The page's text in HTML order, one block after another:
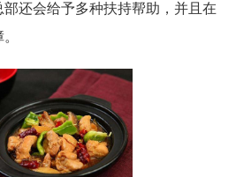
还会给予多种扶持帮助，并且在